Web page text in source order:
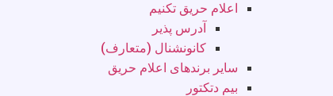
اعلام حریق تکنیم
آدرس پذیر
کانونشنال (متعارف)
سایر برندهای اعلام حریق
بیم دتکتور